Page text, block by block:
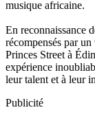
musique africaine.
En reconnaissance
récompensés par
Princes Street à
expérience
leur talent et à leur
Publicité